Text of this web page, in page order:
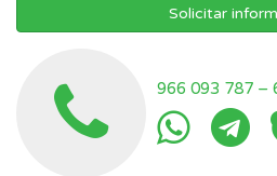
Solicitar
966 093 787 –